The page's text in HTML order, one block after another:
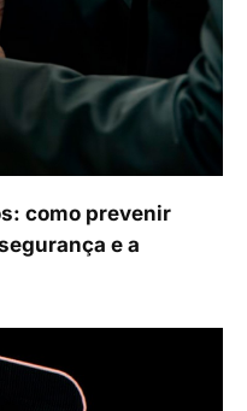
como prevenir
e a